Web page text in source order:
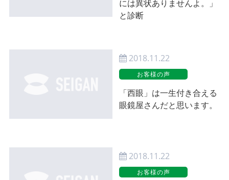
には異状ありませんよ。」
と診断
2018.11.22
お客様の声
「西眼」は一生付き合える
眼鏡屋さんだと思います。
2018.11.22
お客様の声